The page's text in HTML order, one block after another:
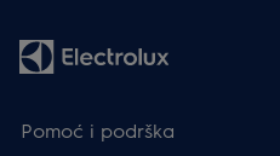
Pomoć i podrška